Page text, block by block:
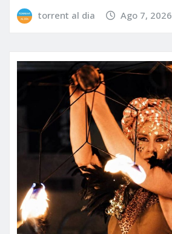
torrent al dia Ago 7, 2026